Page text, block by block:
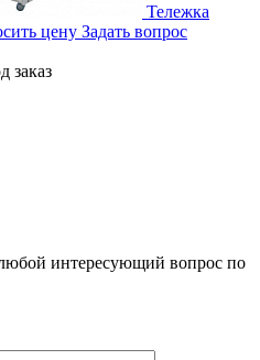
Тележка
цену Задать вопрос
заказ
интересующий вопрос по